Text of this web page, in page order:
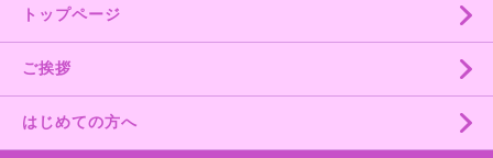
トップページ
ご挨拶
はじめての方へ